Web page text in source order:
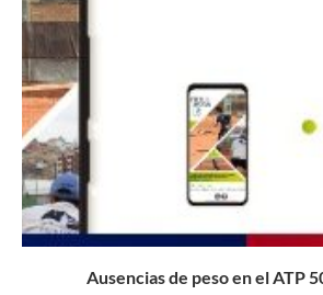
Lluvia de triunfos colombianos en el